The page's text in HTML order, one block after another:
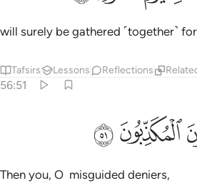
will surely be gathered ˹together˺
Tafsirs Lessons Reflections
56:51
٥١
٥١
ﱅﱆ
Then you, O misguided deniers,